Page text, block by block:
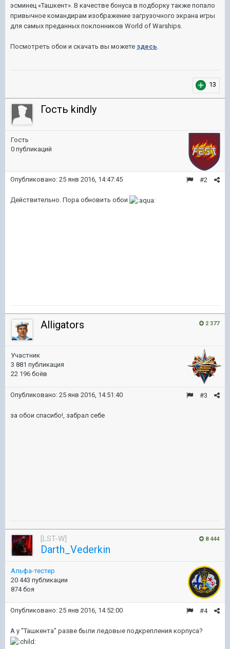
эсминец «Ташкент». В качестве бонуса в подборку также попало
привычное командирам изображение загрузочного экрана игры
для самых преданных поклонников World of Warships.
Посмотреть обои и скачать вы можете здесь.
13
Гость kindly
Гость
0 публикаций
#2
Опубликовано: 25 янв 2016, 14:47:45
Действительно. Пора обновить обои
2 377
Alligators
Участник
3 881 публикация
22 196 боёв
#3
Опубликовано: 25 янв 2016, 14:51:40
за обои спасибо!, забрал себе
8 444
[LST-W]
Darth_Vederkin
Альфа-тестер
20 443 публикации
874 боя
#4
Опубликовано: 25 янв 2016, 14:52:00
А у "Ташкента" разве были ледовые подкрепления корпуса?